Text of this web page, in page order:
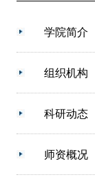
学院简介
组织机构
科研动态
师资概况